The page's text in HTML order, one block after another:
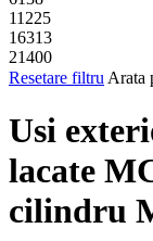
11225
16313
21400
Resetare filtru Arata
Usi
lacate
cilindru